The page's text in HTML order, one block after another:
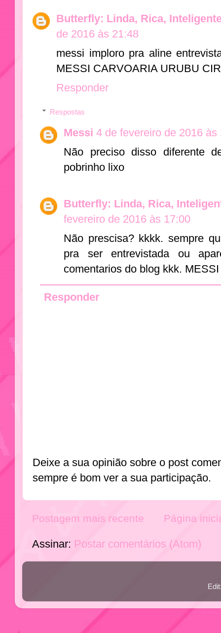
Butterfly: Linda, Rica,
de 2016 às 21:48
messi imploro pra aline
MESSI CARVOARIA URUBU
Responder
Respostas
Messi 4 de fevereiro de 2016 às
Não preciso disso diferente
pobrinho lixo
Butterfly: Linda, Rica,
fevereiro de 2016 às 17:00
Não prescisa? kkkk. sempre
pra ser entrevistada ou
comentarios do blog kkk.
Responder
Deixe a sua opinião sobre o post
sempre é bom ver a sua participação.
Postagem mais recente Página
Assinar: Postar comentários (Atom)